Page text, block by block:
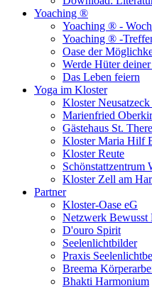
Yoaching ®
Yoaching ® -
Yoaching ® -
Oase der
Werde Hüter
Das Leben feiern
Yoga im Kloster
Kloster
Marienfried
Gästehaus St.
Kloster Maria Hilf
Kloster Reute
Schönstattzentrum
Kloster Zell am
Partner
Kloster-Oase eG
Netzwerk Bewusst
D'ouro Spirit
Seelenlichtbilder
Praxis
Breema
Bhakti Harmonium